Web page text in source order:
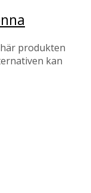
produkten
kan